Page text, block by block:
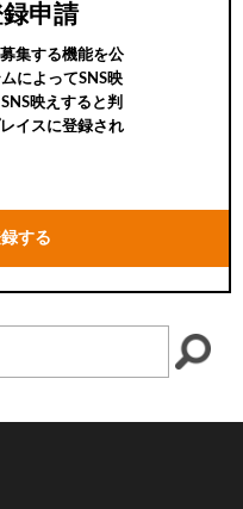
申請
集する機能を公
によってSNS映
映えすると判
イスに登録され
する